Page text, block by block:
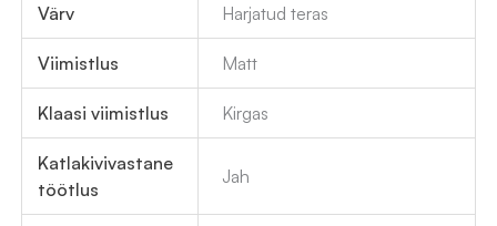
Värv Harjatud teras
Viimistlus Matt
Klaasi viimistlus Kirgas
Katlakivivastane
töötlus
Jah